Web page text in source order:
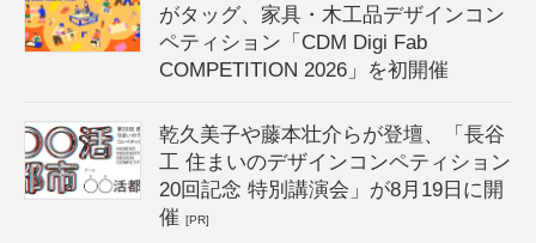
がタッグ、家具・木工品デザインコン
ペティション「CDM Digi Fab
COMPETITION 2026」を初開催
乾久美子や藤本壮介らが登壇、「長谷
工 住まいのデザインコンペティション
20回記念 特別講演会」が8月19日に開
催[PR]